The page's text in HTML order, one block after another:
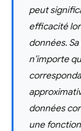
peut
efficacité
données.
n’importe
données
une